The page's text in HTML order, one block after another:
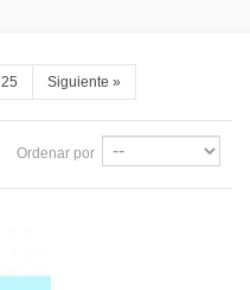
25 Siguiente »
Ordenar por